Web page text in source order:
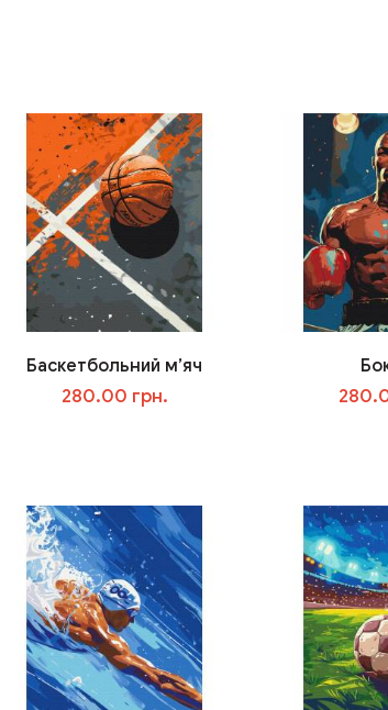
Баскетбольний м’яч
280.00 грн.